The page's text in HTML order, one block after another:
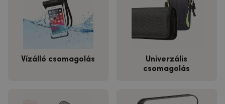
Vízálló csomagolás
Univerzális
csomagolás